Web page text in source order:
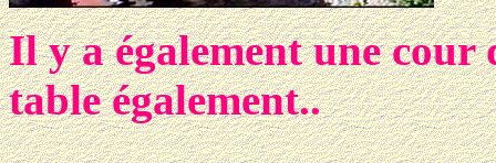
Il y a également une cour
table également..